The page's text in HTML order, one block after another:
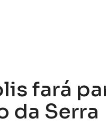
fará
da Serra